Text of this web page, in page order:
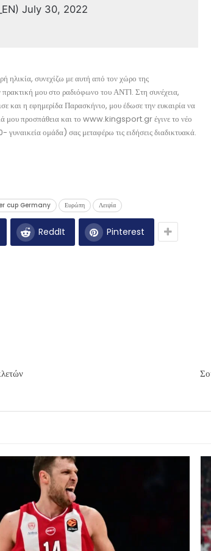
July 30, 2022
ηλικία, συνεχίζω με αυτή από τον χώρο της
μου στο ραδιόφωνο του ΑΝΤ1. Στη συνέχεια,
και η εφημερίδα Παρασκήνιο, μου έδωσε την ευκαιρία να
μου προσπάθεια και το www.kingsport.gr έγινε το νέο
ομάδα) σας μεταφέρω τις ειδήσεις διαδικτυακά.
cup Germany Ευρώπη Λειψία
ReddIt Pinterest